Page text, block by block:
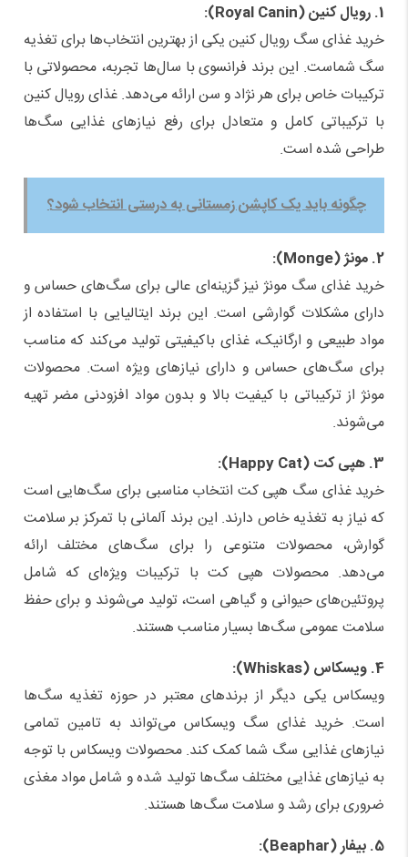
1. رویال کنین (Royal Canin):
خرید غذای سگ رویال کنین یکی از بهترین انتخاب‌ها برای تغذیه
سگ شماست. این برند فرانسوی با سال‌ها تجربه، محصولاتی با
ترکیبات خاص برای هر نژاد و سن ارائه می‌دهد. غذای رویال کنین
با ترکیباتی کامل و متعادل برای رفع نیازهای غذایی سگ‌ها
طراحی شده است.
چگونه باید یک کاپشن زمستانی به درستی انتخاب شود؟
2. مونژ (Monge):
خرید غذای سگ مونژ نیز گزینه‌ای عالی برای سگ‌های حساس و
دارای مشکلات گوارشی است. این برند ایتالیایی با استفاده از
مواد طبیعی و ارگانیک، غذای باکیفیتی تولید می‌کند که مناسب
برای سگ‌های حساس و دارای نیازهای ویژه است. محصولات
مونژ از ترکیباتی با کیفیت بالا و بدون مواد افزودنی مضر تهیه
می‌شوند.
3. هپی کت (Happy Cat):
خرید غذای سگ هپی کت انتخاب مناسبی برای سگ‌هایی است
که نیاز به تغذیه خاص دارند. این برند آلمانی با تمرکز بر سلامت
گوارش، محصولات متنوعی را برای سگ‌های مختلف ارائه
می‌دهد. محصولات هپی کت با ترکیبات ویژه‌ای که شامل
پروتئین‌های حیوانی و گیاهی است، تولید می‌شوند و برای حفظ
سلامت عمومی سگ‌ها بسیار مناسب هستند.
4. ویسکاس (Whiskas):
ویسکاس یکی دیگر از برندهای معتبر در حوزه تغذیه سگ‌ها
است. خرید غذای سگ ویسکاس می‌تواند به تامین تمامی
نیازهای غذایی سگ شما کمک کند. محصولات ویسکاس با توجه
به نیازهای غذایی مختلف سگ‌ها تولید شده و شامل مواد مغذی
ضروری برای رشد و سلامت سگ‌ها هستند.
5. بیفار (Beaphar):